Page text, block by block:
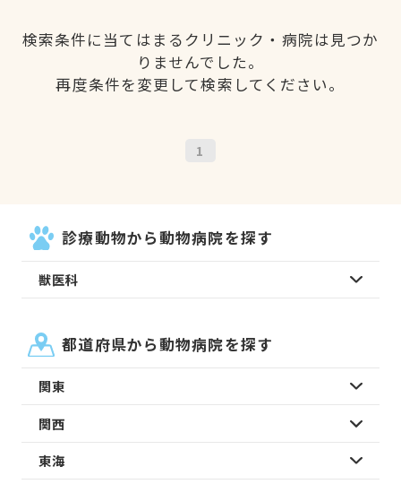
検索条件に当てはまるクリニック・病院は見つか
りませんでした。
再度条件を変更して検索してください。
1
診療動物から動物病院を探す
獣医科
都道府県から動物病院を探す
関東
関西
東海